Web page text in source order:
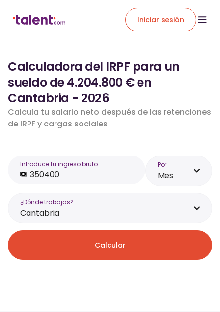
Iniciar sesión
Calculadora del IRPF para un
sueldo de 4.204.800 € en
Cantabria - 2026
Calcula tu salario neto después de las retenciones
de IRPF y cargas sociales
Introduce tu ingreso bruto Por
Mes
¿Dónde trabajas?
Cantabria
Calcular